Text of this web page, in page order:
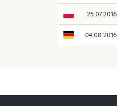
25.07.2016
04.08.2016